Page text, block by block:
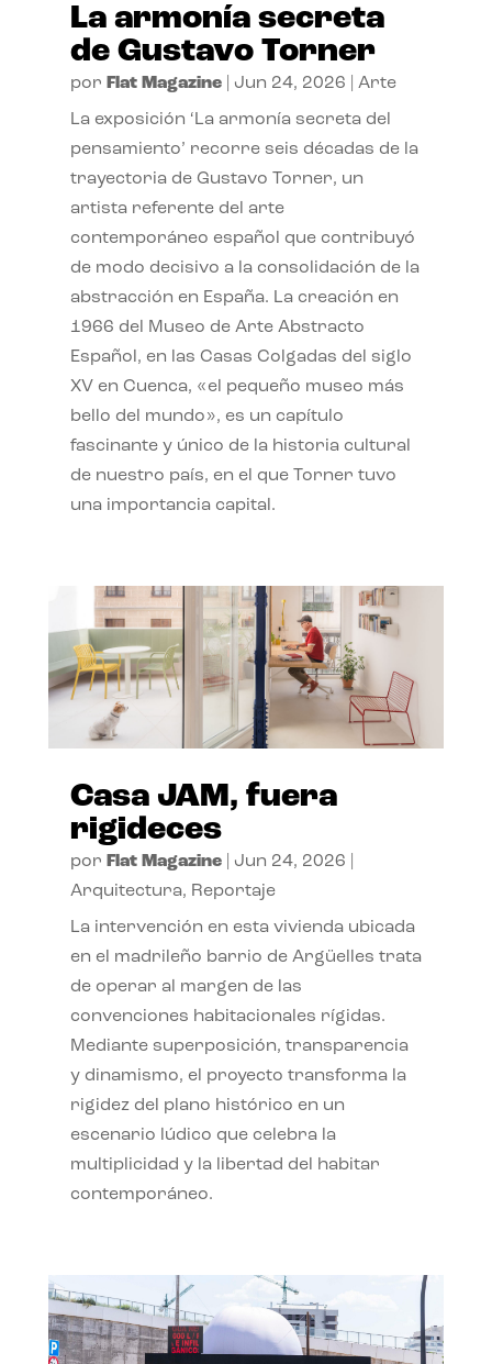
La armonía secreta
de Gustavo Torner
por Flat Magazine| Jun 24, 2026 Arte
La exposición ‘La armonía secreta del
pensamiento’ recorre seis décadas de la
trayectoria de Gustavo Torner, un
artista referente del arte
contemporáneo español que contribuyó
de modo decisivo a la consolidación de la
abstracción en España. La creación en
1966 del Museo de Arte Abstracto
Español, en las Casas Colgadas del siglo
XV en Cuenca, «el pequeño museo más
bello del mundo», es un capítulo
fascinante y único de la historia cultural
de nuestro país, en el que Torner tuvo
una importancia capital.
Casa JAM, fuera
rigideces
por Flat Magazine| Jun 24, 2026
Arquitectura, Reportaje
La intervención en esta vivienda ubicada
en el madrileño barrio de Argüelles trata
de operar al margen de las
convenciones habitacionales rígidas.
Mediante superposición, transparencia
y dinamismo, el proyecto transforma la
rigidez del plano histórico en un
escenario lúdico que celebra la
multiplicidad y la libertad del habitar
contemporáneo.